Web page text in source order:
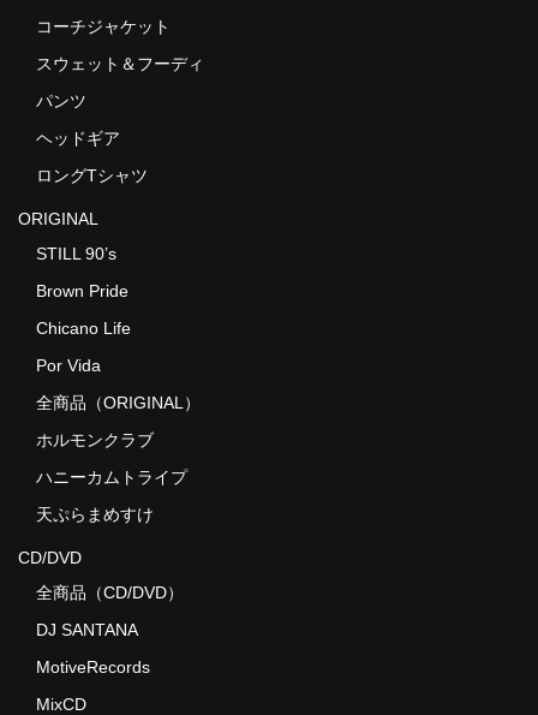
コーチジャケット
スウェット＆フーディ
パンツ
ヘッドギア
ロングTシャツ
ORIGINAL
STILL 90’s
Brown Pride
Chicano Life
Por Vida
全商品（ORIGINAL）
ホルモンクラブ
ハニーカムトライプ
天ぷらまめすけ
CD/DVD
全商品（CD/DVD）
DJ SANTANA
MotiveRecords
MixCD